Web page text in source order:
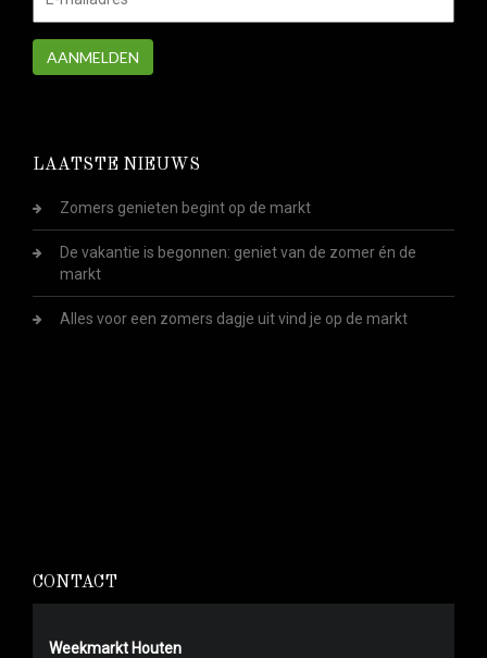
AANMELDEN
LAATSTE NIEUWS
Zomers genieten begint op de markt
De vakantie is begonnen: geniet van de zomer én de
markt
Alles voor een zomers dagje uit vind je op de markt
CONTACT
Weekmarkt Houten